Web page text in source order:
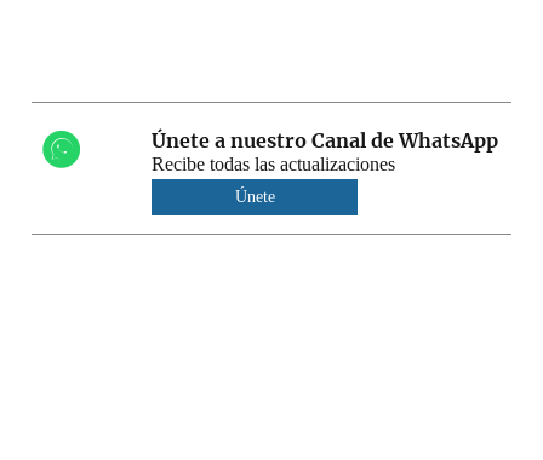
Únete a nuestro Canal de WhatsApp
Recibe todas las actualizaciones
Únete